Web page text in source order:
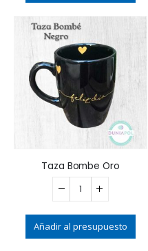
Taza Bombe Oro
Añadir al presupuesto